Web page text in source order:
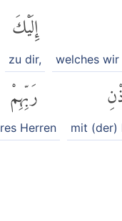
welches
إِلَيْكَ
zu dir,
mit (der)
رَبِّهِمْ
Herren